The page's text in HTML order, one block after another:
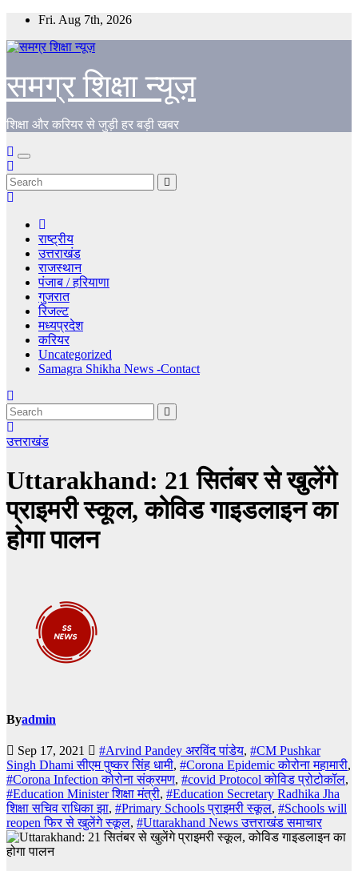
Skip
content
Fri. Aug 7th, 2026
समग्र शिक्षा न्यूज़
शिक्षा और करियर से जुड़ी हर बड़ी खबर
राष्ट्रीय
उत्तराखंड
राजस्थान
पंजाब / हरियाणा
गुजरात
रिजल्ट
मध्यप्रदेश
करियर
Uncategorized
Samagra Shikha News -Contact
उत्तराखंड
Uttarakhand: 21 सितंबर से खुलेंगे
प्राइमरी स्कूल, कोविड गाइडलाइन का
होगा पालन
Byadmin
Sep 17, 2021 #Arvind Pandey अरविंद पांडेय, #CM Pushkar
Singh Dhami सीएम पुष्कर सिंह धामी, #Corona Epidemic कोरोना महामारी,
#Corona Infection कोरोना संक्रमण, #covid Protocol कोविड प्रोटोकॉल,
#Education Minister शिक्षा मंत्री, #Education Secretary Radhika Jha
शिक्षा सचिव राधिका झा, #Primary Schools प्राइमरी स्कूल, #Schools will
reopen फिर से खुलेंगे स्कूल, #Uttarakhand News उत्तराखंड समाचार